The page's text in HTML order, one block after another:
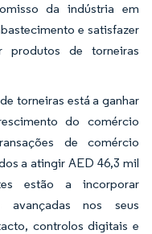
da indústria em
e satisfazer
produtos de torneiras
torneiras está a ganhar
do comércio
de comércio
a atingir AED 46,3 mil
estão a incorporar
avançadas nos seus
controlos digitais e